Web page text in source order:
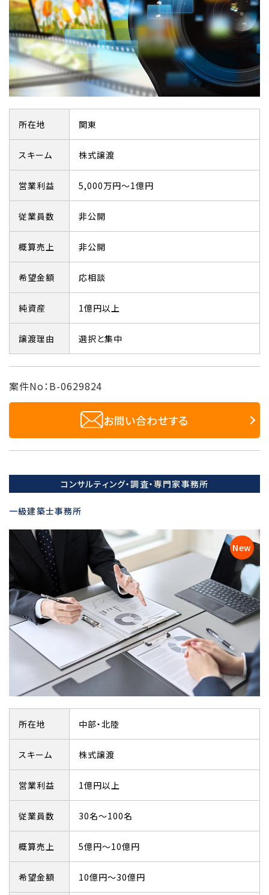
所在地 関東
スキーム 株式譲渡
営業利益 5,000万円～1億円
従業員数 非公開
概算売上 非公開
希望金額 応相談
純資産 1億円以上
譲渡理由 選択と集中
案件No：B-0629824
お問い合わせする
コンサルティング・調査・専門家事務所
一級建築士事務所
所在地 中部・北陸
スキーム 株式譲渡
営業利益 1億円以上
従業員数 30名～100名
概算売上 5億円～10億円
希望金額 10億円～30億円